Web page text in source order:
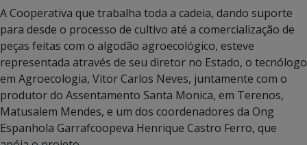
A Cooperativa que trabalha toda a cadeia, dando suporte
para desde o processo de cultivo até a comercialização de
peças feitas com o algodão agroecológico, esteve
representada através de seu diretor no Estado, o tecnólogo
em Agroecologia, Vitor Carlos Neves, juntamente com o
produtor do Assentamento Santa Monica, em Terenos,
Matusalem Mendes, e um dos coordenadores da Ong
Espanhola Garrafcoopeva Henrique Castro Ferro, que